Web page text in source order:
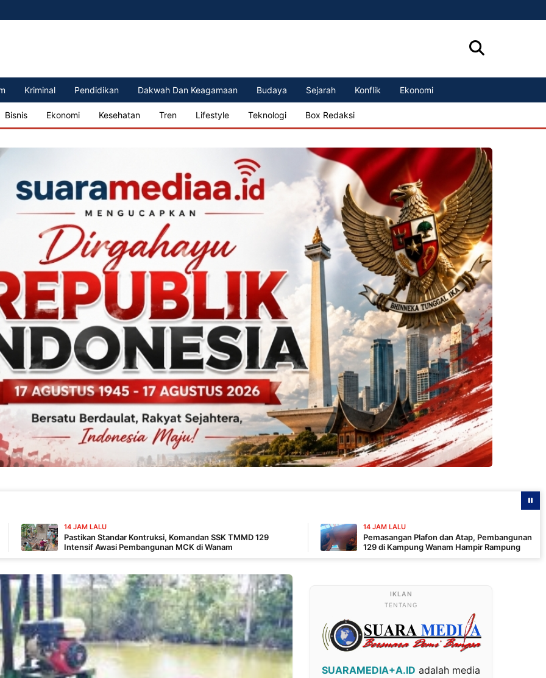
Kriminal Pendidikan Dakwah Dan Keagamaan Budaya Sejarah Konflik Ekonomi
Bisnis Ekonomi Kesehatan Tren Lifestyle Teknologi Box Redaksi
14 JAM LALU
Pastikan Standar Kontruksi, Komandan SSK TMMD 129
Intensif Awasi Pembangunan MCK di Wanam
14 JAM LALU
Pemasangan Plafon dan Atap, Pembangunan MCK TMMD ke-
129 di Kampung Wanam Hampir Rampung
TENTANG
SUARAMEDIA+A.ID adalah media